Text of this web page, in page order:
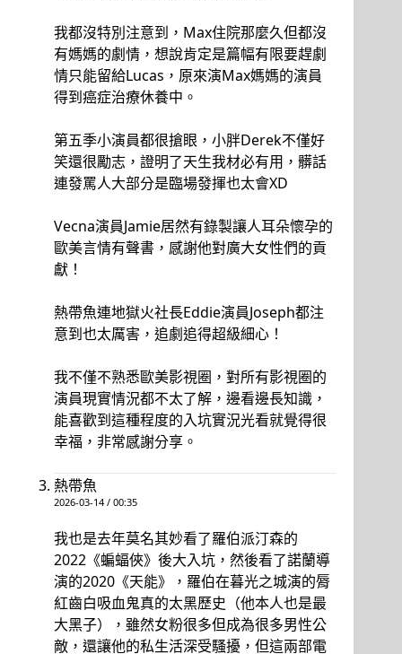
我都沒特別注意到，Max住院那麼久但都沒
有媽媽的劇情，想說肯定是篇幅有限要趕劇
情只能留給Lucas，原來演Max媽媽的演員
得到癌症治療休養中。
第五季小演員都很搶眼，小胖Derek不僅好
笑還很勵志，證明了天生我材必有用，髒話
連發罵人大部分是臨場發揮也太會XD
Vecna演員Jamie居然有錄製讓人耳朵懷孕的
歐美言情有聲書，感謝他對廣大女性們的貢
獻！
熱帶魚連地獄火社長Eddie演員Joseph都注
意到也太厲害，追劇追得超級細心！
我不僅不熟悉歐美影視圈，對所有影視圈的
演員現實情況都不太了解，邊看邊長知識，
能喜歡到這種程度的入坑實況光看就覺得很
幸福，非常感謝分享。
熱帶魚
2026-03-14 / 00:35
我也是去年莫名其妙看了羅伯派汀森的
2022《蝙蝠俠》後大入坑，然後看了諾蘭導
演的2020《天能》，羅伯在暮光之城演的脣
紅齒白吸血鬼真的太黑歷史（他本人也是最
大黑子），雖然女粉很多但成為很多男性公
敵，還讓他的私生活深受騷擾，但這兩部電